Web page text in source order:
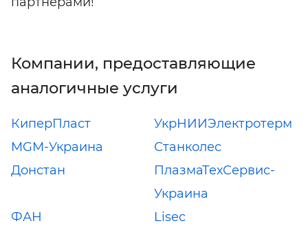
Компании, предоставляющие
аналогичные услуги
КиперПласт
УкрНИИЭлектротерм
MGM-Украина
Станколес
Донстан
ПлазмаТехСервис-
Украина
ФАН
Lisec